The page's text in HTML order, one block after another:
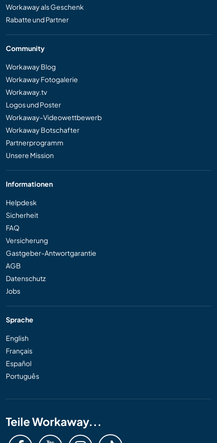
Workaway als Geschenk
Rabatte und Partner
Community
Workaway Blog
Workaway Fotogalerie
Workaway.tv
Logos und Poster
Workaway-Videowettbewerb
Workaway Botschafter
Partnerprogramm
Unsere Mission
Informationen
Helpdesk
Sicherheit
FAQ
Versicherung
Gastgeber-Antwortgarantie
AGB
Datenschutz
Jobs
Sprache
English
Français
Español
Português
Teile Workaway...